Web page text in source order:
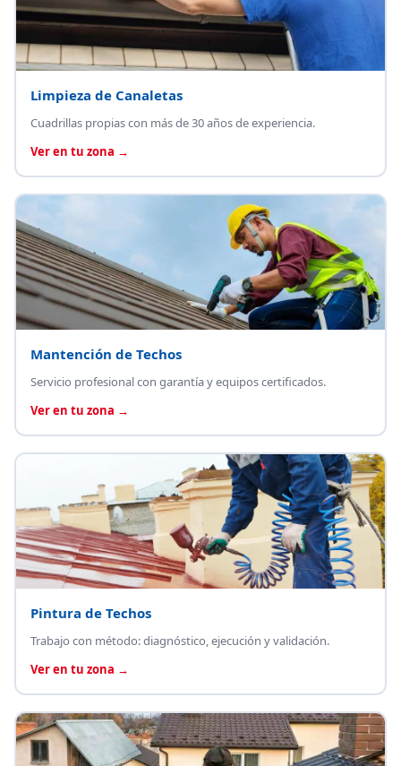
Limpieza de Canaletas
Cuadrillas propias con más de 30 años de experiencia.
Ver en tu zona →
Mantención de Techos
Servicio profesional con garantía y equipos certificados.
Ver en tu zona →
Pintura de Techos
Trabajo con método: diagnóstico, ejecución y validación.
Ver en tu zona →